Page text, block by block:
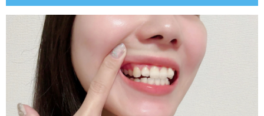
指しゃぶりや舌の癖
遺伝的要因
二重歯列を放置するリスク
虫歯や歯周病のリスクが高まる
噛み合わせの悪化による顎関節症のリスク